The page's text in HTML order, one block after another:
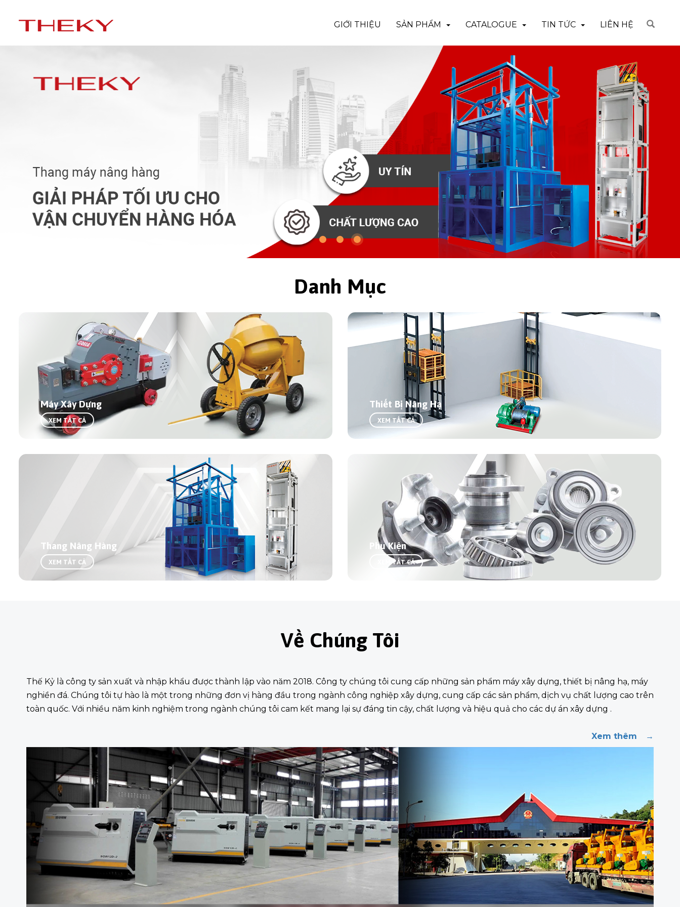
GIỚI THIỆU SẢN PHẨM CATALOGUE TIN TỨC LIÊN HỆ
Danh Mục
Máy Xây Dựng
XEM TẤT CẢ
Thiết Bị Nâng Hạ
XEM TẤT CẢ
Thang Nâng Hàng
XEM TẤT CẢ
Phụ Kiện
XEM TẤT CẢ
Về Chúng Tôi
Thế Kỷ là công ty sản xuất và nhập khẩu được thành lập vào năm 2018. Công ty chúng tôi cung cấp những sản phẩm máy xây dựng, thiết bị nâng hạ, máy
nghiền đá. Chúng tôi tự hào là một trong những đơn vị hàng đầu trong ngành công nghiệp xây dựng, cung cấp các sản phẩm, dịch vụ chất lượng cao trên
toàn quốc. Với nhiều năm kinh nghiệm trong ngành chúng tôi cam kết mang lại sự đáng tin cậy, chất lượng và hiệu quả cho các dự án xây dựng .
Xem thêm →